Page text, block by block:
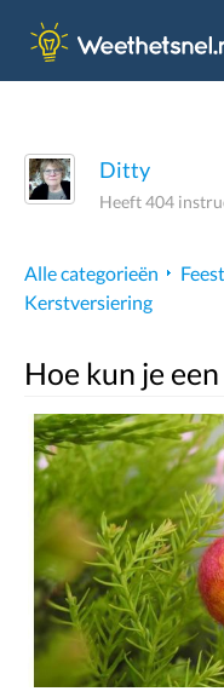
Ditty
Heeft 404
Alle categorieën
Kerstversiering
Hoe kun je